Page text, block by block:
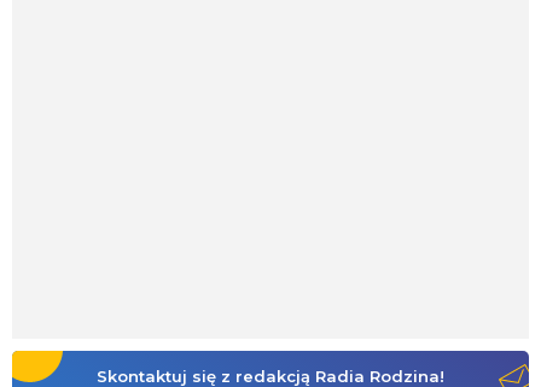
Skontaktuj się z redakcją Radia Rodzina!